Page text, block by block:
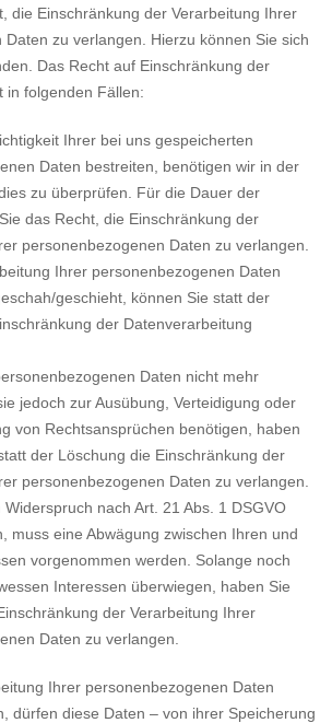
die Einschränkung der Verarbeitung Ihrer
zu verlangen. Hierzu können Sie sich
Das Recht auf Einschränkung der
in folgenden Fällen:
Ihrer bei uns gespeicherten
Daten bestreiten, benötigen wir in der
zu überprüfen. Für die Dauer der
das Recht, die Einschränkung der
personenbezogenen Daten zu verlangen.
Ihrer personenbezogenen Daten
geschieht, können Sie statt der
der Datenverarbeitung
Daten nicht mehr
jedoch zur Ausübung, Verteidigung oder
von Rechtsansprüchen benötigen, haben
der Löschung die Einschränkung der
personenbezogenen Daten zu verlangen.
nach Art. 21 Abs. 1 DSGVO
muss eine Abwägung zwischen Ihren und
vorgenommen werden. Solange noch
Interessen überwiegen, haben Sie
der Verarbeitung Ihrer
Daten zu verlangen.
Ihrer personenbezogenen Daten
dürfen diese Daten – von ihrer Speicherung